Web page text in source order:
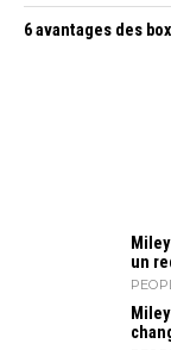
6 avantages des
un